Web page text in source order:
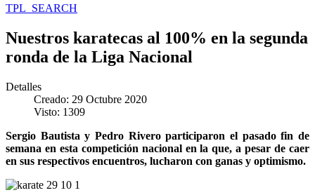
TPL_SEARCH
Nuestros karatecas al 100% en la segunda
ronda de la Liga Nacional
Detalles
Creado: 29 Octubre 2020
Visto: 1309
Sergio Bautista y Pedro Rivero participaron el pasado fin de
semana en esta competición nacional en la que, a pesar de caer
en sus respectivos encuentros, lucharon con ganas y optimismo.